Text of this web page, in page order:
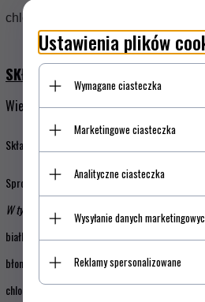
chlorella zwyczajna w proszku (
SKŁAD:
Wielkość opakowania:200 g
Składniki
Sproszkowana chlorella
W tym:
białko
błonnik
chlorofil
3 g
60
Ustawienia plików
Wymagane ciasteczka
Marketingowe ciasteczka
Analityczne ciasteczka
Wysyłanie danych
Reklamy spersonalizowane